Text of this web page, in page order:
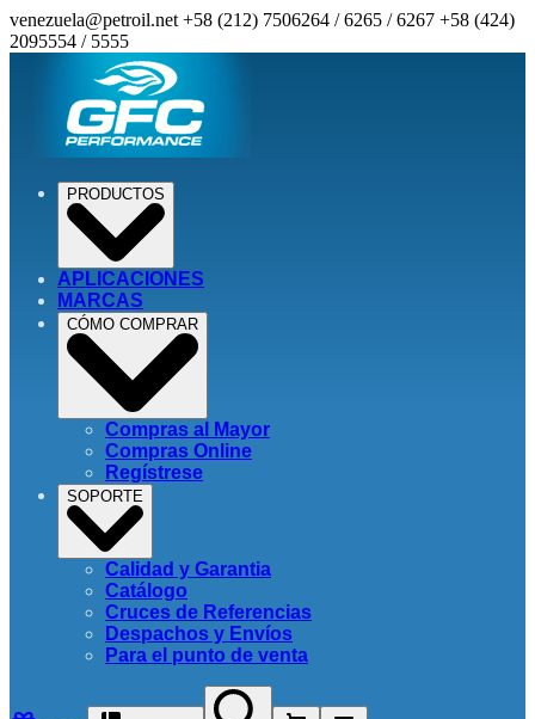
venezuela@petroil.net +58 (212) 7506264 / 6265 / 6267 +58 (424)
2095554 / 5555
PRODUCTOS
APLICACIONES
MARCAS
CÓMO COMPRAR
Compras al Mayor
Compras Online
Regístrese
SOPORTE
Calidad y Garantia
Catálogo
Cruces de Referencias
Despachos y Envíos
Para el punto de venta